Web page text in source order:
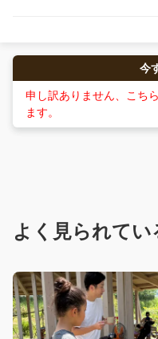
今
申し訳ありません、こち
ます。
よく見られてい